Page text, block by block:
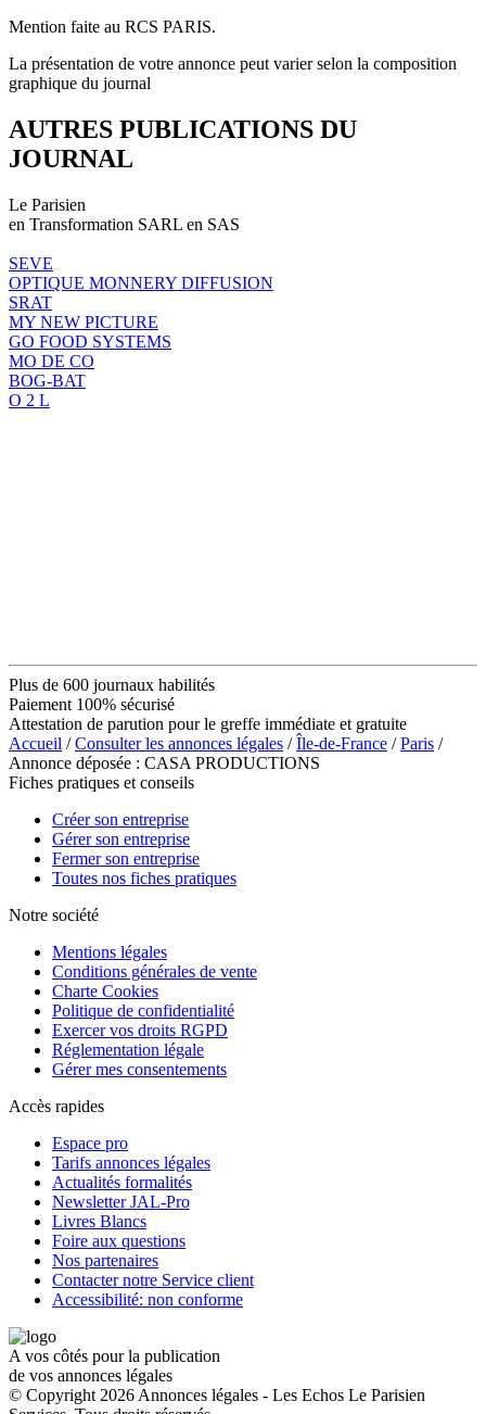
Mention faite au RCS PARIS.
La présentation de votre annonce peut varier selon la composition
graphique du journal
AUTRES PUBLICATIONS DU
JOURNAL
Le Parisien
en Transformation SARL en SAS
SEVE
OPTIQUE MONNERY DIFFUSION
SRAT
MY NEW PICTURE
GO FOOD SYSTEMS
MO DE CO
BOG-BAT
O 2 L
Plus de 600 journaux habilités
Paiement 100% sécurisé
Attestation de parution pour le greffe immédiate et gratuite
Accueil /Consulter les annonces légales /Île-de-France /Paris /
Annonce déposée : CASA PRODUCTIONS
Fiches pratiques et conseils
Créer son entreprise
Gérer son entreprise
Fermer son entreprise
Toutes nos fiches pratiques
Notre société
Mentions légales
Conditions générales de vente
Charte Cookies
Politique de confidentialité
Exercer vos droits RGPD
Réglementation légale
Gérer mes consentements
Accès rapides
Espace pro
Tarifs annonces légales
Actualités formalités
Newsletter JAL-Pro
Livres Blancs
Foire aux questions
Nos partenaires
Contacter notre Service client
Accessibilité: non conforme
A vos côtés pour la publication
de vos annonces légales
© Copyright 2026 Annonces légales - Les Echos Le Parisien